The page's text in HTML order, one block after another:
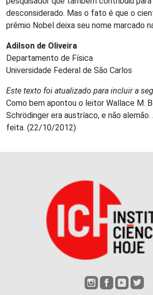
desconsiderado. Mas o fato é que o
prêmio Nobel deixa seu nome marcado
Adilson de Oliveira
Departamento de Física
Universidade Federal de São Carlos
Este texto foi atualizado para incluir a
Como bem apontou o leitor Wallace M.
Schrödinger era austríaco, e não
feita. (22/10/2012)